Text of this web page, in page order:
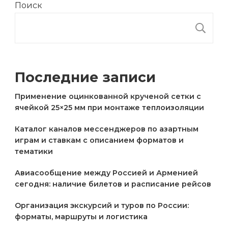
Поиск
Последние записи
Применение оцинкованной крученой сетки с
ячейкой 25×25 мм при монтаже теплоизоляции
Каталог каналов мессенджеров по азартным
играм и ставкам с описанием форматов и
тематики
Авиасообщение между Россией и Арменией
сегодня: наличие билетов и расписание рейсов
Организация экскурсий и туров по России:
форматы, маршруты и логистика